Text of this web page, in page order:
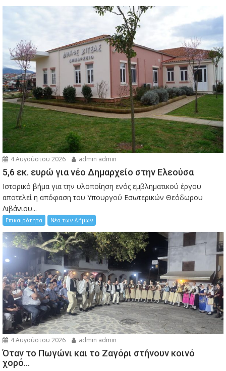
4 Αυγούστου 2026 admin admin
5,6 εκ. ευρώ για νέο Δημαρχείο στην Ελεούσα
Ιστορικό βήμα για την υλοποίηση ενός εμβληματικού έργου
αποτελεί η απόφαση του Υπουργού Εσωτερικών Θεόδωρου
Λιβάνιου...
Επικαιρότητα Νέα των Δήμων
4 Αυγούστου 2026 admin admin
Όταν το Πωγώνι και το Ζαγόρι στήνουν κοινό
χορό…